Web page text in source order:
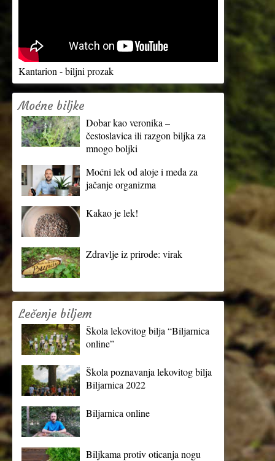
Kantarion - biljni prozak
Moćne biljke
Dobar kao veronika –
čestoslavica ili razgon biljka za
mnogo boljki
Moćni lek od aloje i meda za
jačanje organizma
Kakao je lek!
Zdravlje iz prirode: virak
Lečenje biljem
Škola lekovitog bilja “Biljarnica
online”
Škola poznavanja lekovitog bilja
Biljarnica 2022
Biljarnica online
Biljkama protiv oticanja nogu